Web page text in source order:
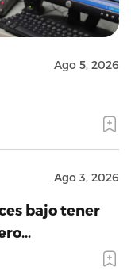
Ago 5, 2026
Ago 3, 2026
bajo tener